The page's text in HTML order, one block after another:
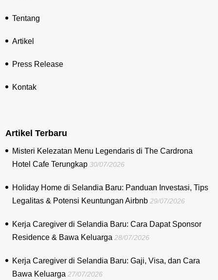
Tentang
Artikel
Press Release
Kontak
Artikel Terbaru
Misteri Kelezatan Menu Legendaris di The Cardrona
Hotel Cafe Terungkap 30/07/2026
Holiday Home di Selandia Baru: Panduan Investasi, Tips
Legalitas & Potensi Keuntungan Airbnb 29/07/2026
Kerja Caregiver di Selandia Baru: Cara Dapat Sponsor
Residence & Bawa Keluarga 28/07/2026
Kerja Caregiver di Selandia Baru: Gaji, Visa, dan Cara
Bawa Keluarga 27/07/2026